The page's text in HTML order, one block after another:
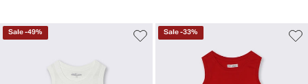
Sale-49% Sale-33%